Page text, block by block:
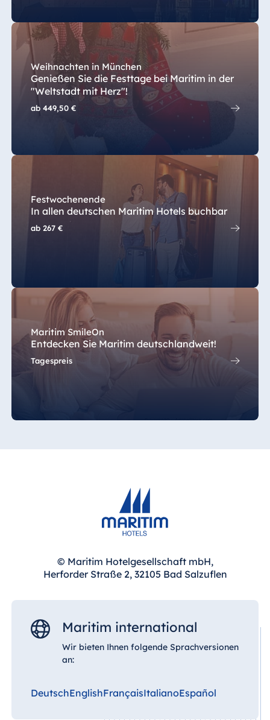
Ägypten
Jolie Ville Resort
& Casino Sharm
El Sheikh
Tirana
Hotel Amelia
China
Hotel Taicang
Antonine Hotel &
Mauritius
Resort & Spa
Weihnachten in München
Genießen Sie die Festtage bei Maritim in der
"Weltstadt mit Herz"!
ab449,50 €
Festwochenende
In allen deutschen Maritim Hotels buchbar
ab267 €
Maritim SmileOn
Entdecken Sie Maritim deutschlandweit!
Tagespreis
© Maritim Hotelgesellschaft mbH,
Herforder Straße 2, 32105 Bad Salzuflen
Maritim international
Wir bieten Ihnen folgende Sprachversionen
an:
DeutschEnglishFrançaisItalianoEspañol